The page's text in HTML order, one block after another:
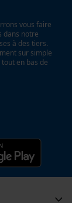
vous faire
dans notre
à des tiers.
sur simple
en bas de